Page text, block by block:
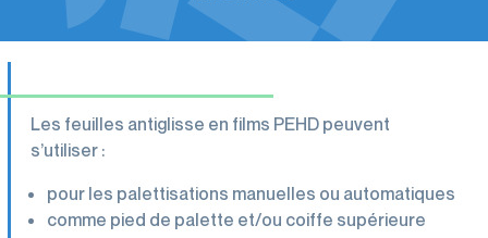
Les feuilles antiglisse en films PEHD peuvent
s’utiliser :
pour les palettisations manuelles ou automatiques
comme pied de palette et/ou coiffe supérieure